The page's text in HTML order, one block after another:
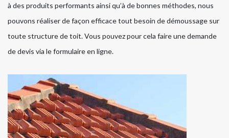
à des produits performants ainsi qu’à de bonnes méthodes, nous
pouvons réaliser de façon efficace tout besoin de démoussage sur
toute structure de toit. Vous pouvez pour cela faire une demande
de devis via le formulaire en ligne.